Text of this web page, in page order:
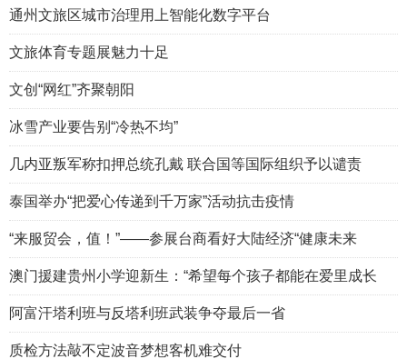
通州文旅区城市治理用上智能化数字平台
文旅体育专题展魅力十足
文创“网红”齐聚朝阳
冰雪产业要告别“冷热不均”
几内亚叛军称扣押总统孔戴 联合国等国际组织予以谴责
泰国举办“把爱心传递到千万家”活动抗击疫情
“来服贸会，值！”——参展台商看好大陆经济“健康未来
澳门援建贵州小学迎新生：“希望每个孩子都能在爱里成长
阿富汗塔利班与反塔利班武装争夺最后一省
质检方法敲不定波音梦想客机难交付